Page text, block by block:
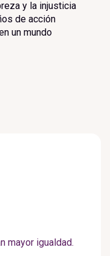
y la injusticia
de acción
un mundo
mayor igualdad.